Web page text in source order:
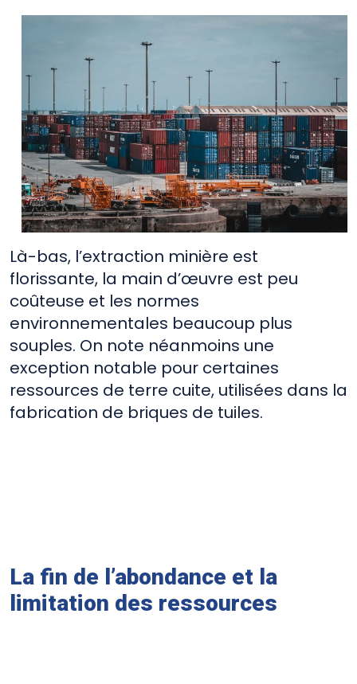
Là-bas, l’extraction minière est
florissante, la main d’œuvre est peu
coûteuse et les normes
environnementales beaucoup plus
souples. On note néanmoins une
exception notable pour certaines
ressources de terre cuite, utilisées dans la
fabrication de briques de tuiles.
La fin de l’abondance et la
limitation des ressources